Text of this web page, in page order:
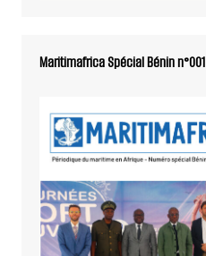
Maritimafrica Spécial Bénin n°001